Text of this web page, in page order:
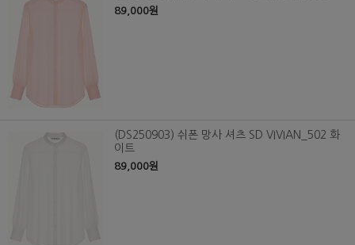
89,000원
(DS250903) 쉬폰 망사 셔츠 SD VIVIAN_502 화
이트
89,000원